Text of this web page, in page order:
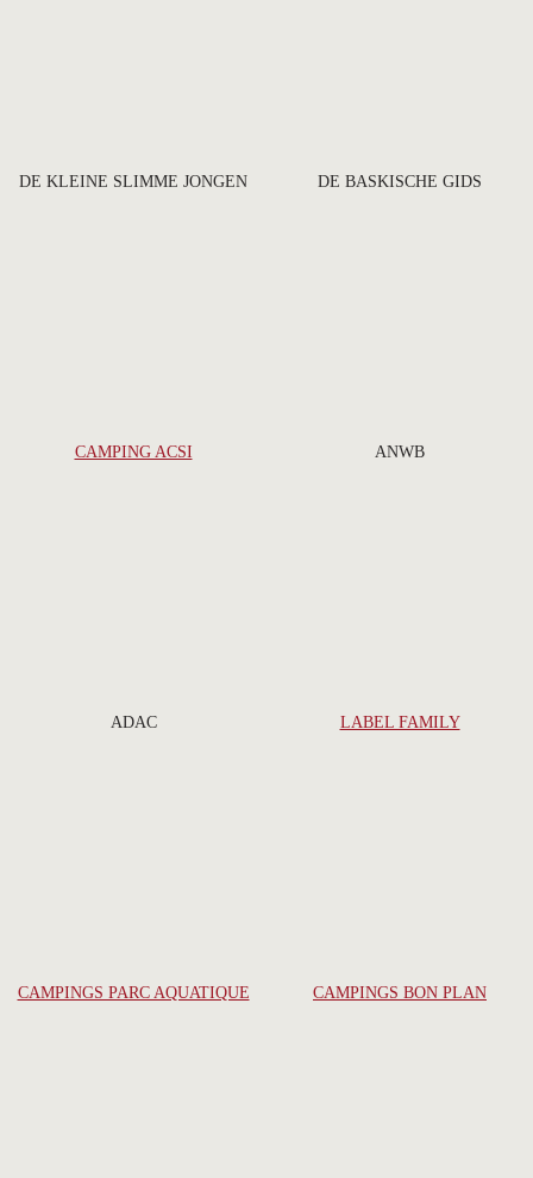
DE KLEINE SLIMME JONGEN DE BASKISCHE GIDS
CAMPING ACSI ANWB
ADAC LABEL FAMILY
CAMPINGS PARC AQUATIQUE CAMPINGS BON PLAN